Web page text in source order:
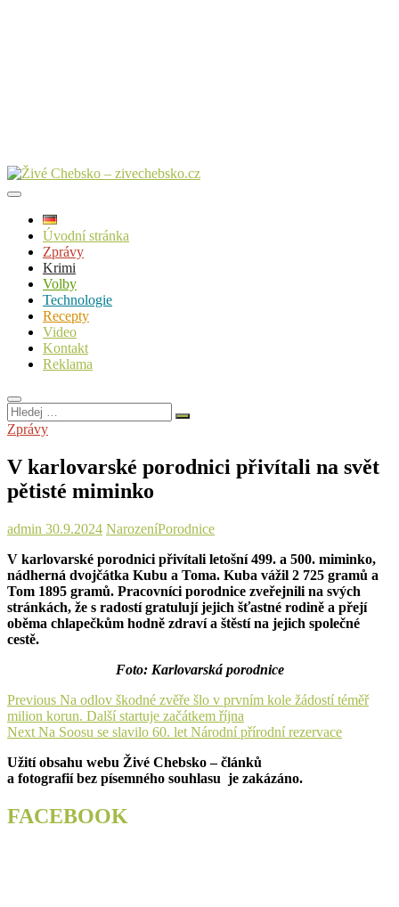
Úvodní stránka
Zprávy
Krimi
Volby
Technologie
Recepty
Video
Kontakt
Reklama
Hledej
…
Zprávy
V karlovarské porodnici přivítali na svět
pětisté miminko
admin 30.9.2024 NarozeníPorodnice
V karlovarské porodnici přivítali letošní 499. a 500. miminko,
nádherná dvojčátka Kubu a Toma. Kuba vážil 2 725 gramů a
Tom 1895 gramů. Pracovníci porodnice zveřejnili na svých
stránkách, že s radostí gratulují jejich šťastné rodině a přejí
oběma chlapečkům hodně zdraví a štěstí na jejich společné
cestě.
Foto: Karlovarská porodnice
Navigace
pro
příspěvek
Previous Previous
post:
Na odlov škodné zvěře šlo v prvním kole žádostí téměř
milion korun. Další startuje začátkem října
Next Next
Na Soosu se slavilo 60. let Národní přírodní rezervace
Užití obsahu webu Živé Chebsko – článků
a fotografií bez písemného souhlasu je zakázáno.
FACEBOOK